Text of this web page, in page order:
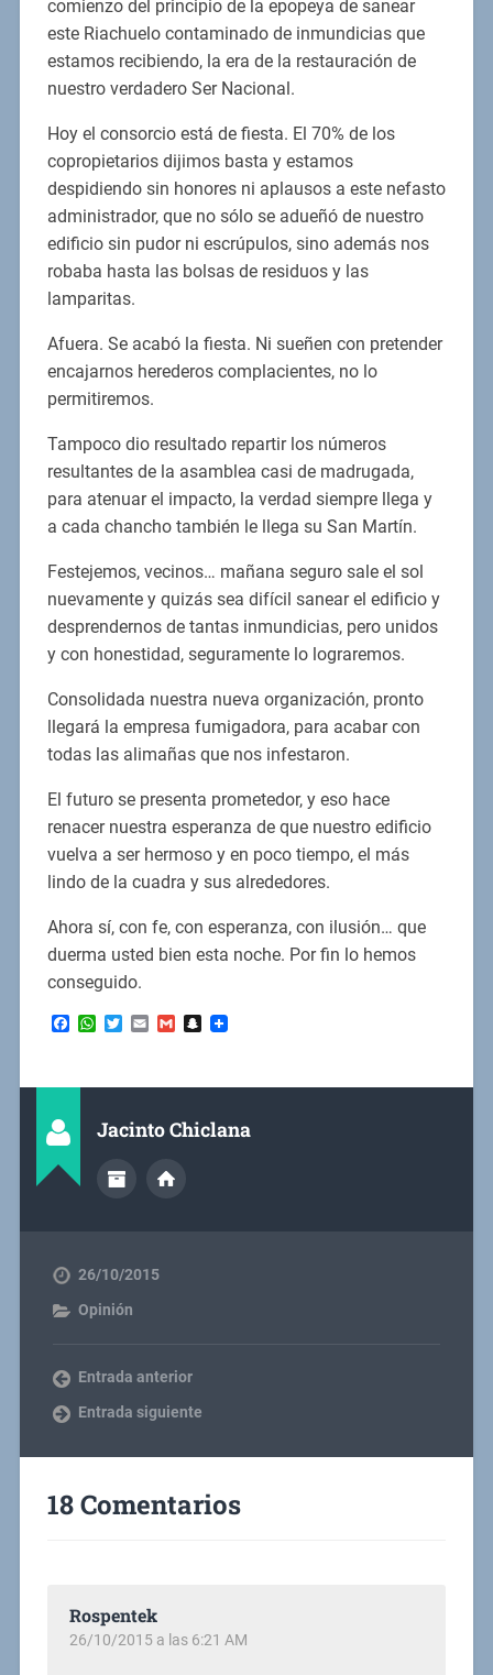
comienzo del principio de la epopeya de sanear
este Riachuelo contaminado de inmundicias que
estamos recibiendo, la era de la restauración de
nuestro verdadero Ser Nacional.
Hoy el consorcio está de fiesta. El 70% de los
copropietarios dijimos basta y estamos
despidiendo sin honores ni aplausos a este nefasto
administrador, que no sólo se adueñó de nuestro
edificio sin pudor ni escrúpulos, sino además nos
robaba hasta las bolsas de residuos y las
lamparitas.
Afuera. Se acabó la fiesta. Ni sueñen con pretender
encajarnos herederos complacientes, no lo
permitiremos.
Tampoco dio resultado repartir los números
resultantes de la asamblea casi de madrugada,
para atenuar el impacto, la verdad siempre llega y
a cada chancho también le llega su San Martín.
Festejemos, vecinos… mañana seguro sale el sol
nuevamente y quizás sea difícil sanear el edificio y
desprendernos de tantas inmundicias, pero unidos
y con honestidad, seguramente lo lograremos.
Consolidada nuestra nueva organización, pronto
llegará la empresa fumigadora, para acabar con
todas las alimañas que nos infestaron.
El futuro se presenta prometedor, y eso hace
renacer nuestra esperanza de que nuestro edificio
vuelva a ser hermoso y en poco tiempo, el más
lindo de la cuadra y sus alrededores.
Ahora sí, con fe, con esperanza, con ilusión… que
duerma usted bien esta noche. Por fin lo hemos
conseguido.
Facebook
WhatsApp
Twitter
EmailGmailSnapchat
Jacinto Chiclana
26/10/2015
Opinión
Entrada anterior
Entrada siguiente
18 Comentarios
Rospentek
26/10/2015 a las 6:21 AM